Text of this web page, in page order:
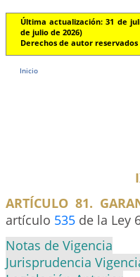
Última actualización: 31 de
de julio de 2026)
Derechos de autor
Inicio
ARTÍCULO 81.
artículo 535 de la Ley
Notas de Vigencia
Jurisprudencia